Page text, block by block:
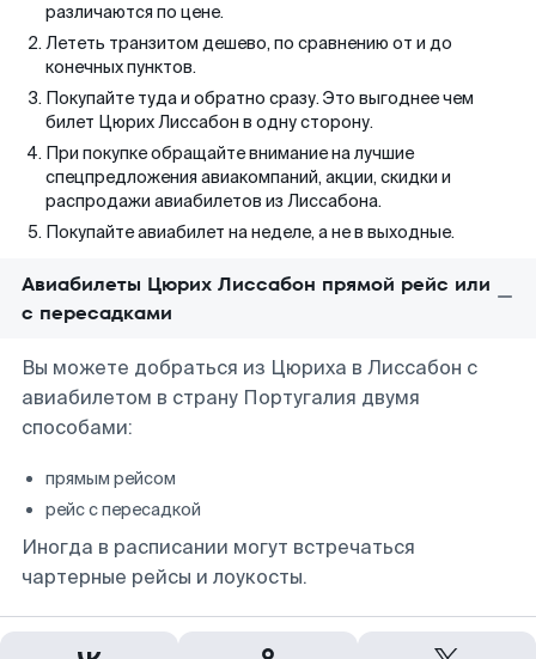
различаются по цене.
Лететь транзитом дешево, по сравнению от и до
конечных пунктов.
Покупайте туда и обратно сразу. Это выгоднее чем
билет Цюрих Лиссабон в одну сторону.
При покупке обращайте внимание на лучшие
спецпредложения авиакомпаний, акции, скидки и
распродажи авиабилетов из Лиссабона.
Покупайте авиабилет на неделе, а не в выходные.
Авиабилеты Цюрих Лиссабон прямой рейс или
с пересадками
Вы можете добраться из Цюриха в Лиссабон с
авиабилетом в страну Португалия двумя
способами:
прямым рейсом
рейс с пересадкой
Иногда в расписании могут встречаться
чартерные рейсы и лоукосты.